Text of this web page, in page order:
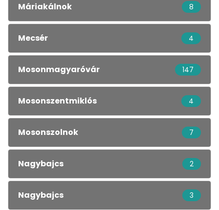
Máriakálnok 8
Mecsér 4
Mosonmagyaróvár 147
Mosonszentmiklós 4
Mosonszolnok 7
Nagybajcs 2
Nagybajcs 3